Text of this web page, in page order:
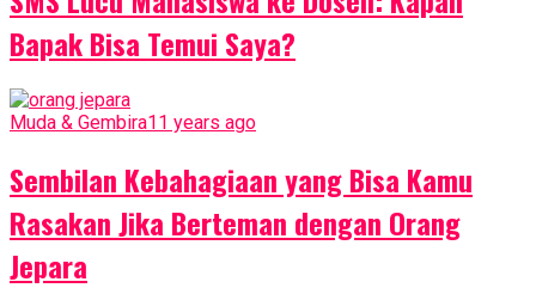
Bapak Bisa Temui Saya?
Muda & Gembira11 years ago
Sembilan Kebahagiaan yang Bisa Kamu
Rasakan Jika Berteman dengan Orang
Jepara